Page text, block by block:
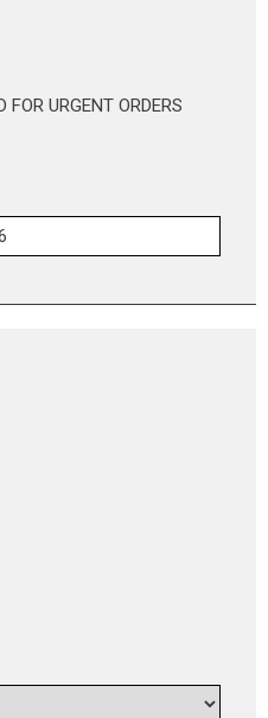
URGENT ORDERS